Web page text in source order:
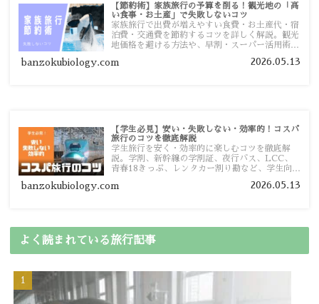
【節約術】家族旅行の予算を削る！観光地の「高
い食事・お土産」で失敗しないコツ
家族旅行で出費が増えやすい食費・お土産代・宿
泊費・交通費を節約するコツを詳しく解説。観光
地価格を避ける方法や、早割・スーパー活用術、
banzokubiology.com 2026.05.13
【学生必見】安い・失敗しない・効率的！コスパ
旅行のコツを徹底解説
学生旅行を安く・効率的に楽しむコツを徹底解
説。学割、新幹線の学割証、夜行バス、LCC、
青春18きっぷ、レンタカー割り勘など、学生向け
banzokubiology.com 2026.05.13
よく読まれている旅行記事